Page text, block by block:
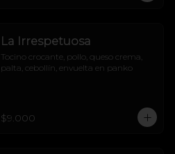
La Irrespetuosa
Tocino crocante, pollo, queso crema,
palta, cebollín, envuelta en panko
$9.000